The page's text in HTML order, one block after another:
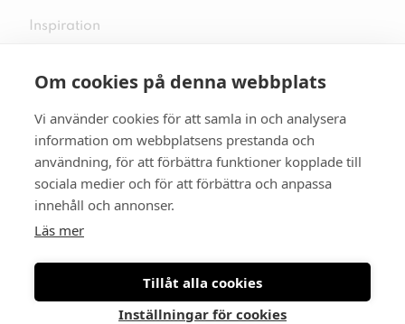
Om cookies på denna webbplats
Vi använder cookies för att samla in och analysera
information om webbplatsens prestanda och
användning, för att förbättra funktioner kopplade till
sociala medier och för att förbättra och anpassa
innehåll och annonser.
Läs mer
Tillåt alla cookies
Inställningar för cookies
Inspiration
Följ oss på sociala medier
Se mer skor: skopunkten.se